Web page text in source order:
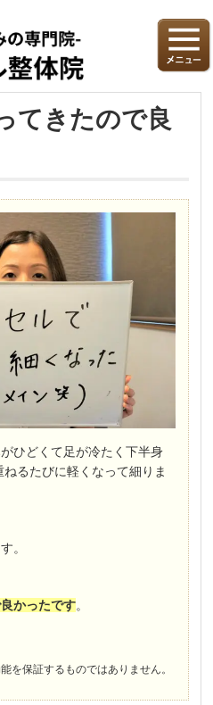
てきたので良
ひどくて足が冷たく下半身
るたびに軽くなって細りま
。
かったです。
を保証するものではありません。